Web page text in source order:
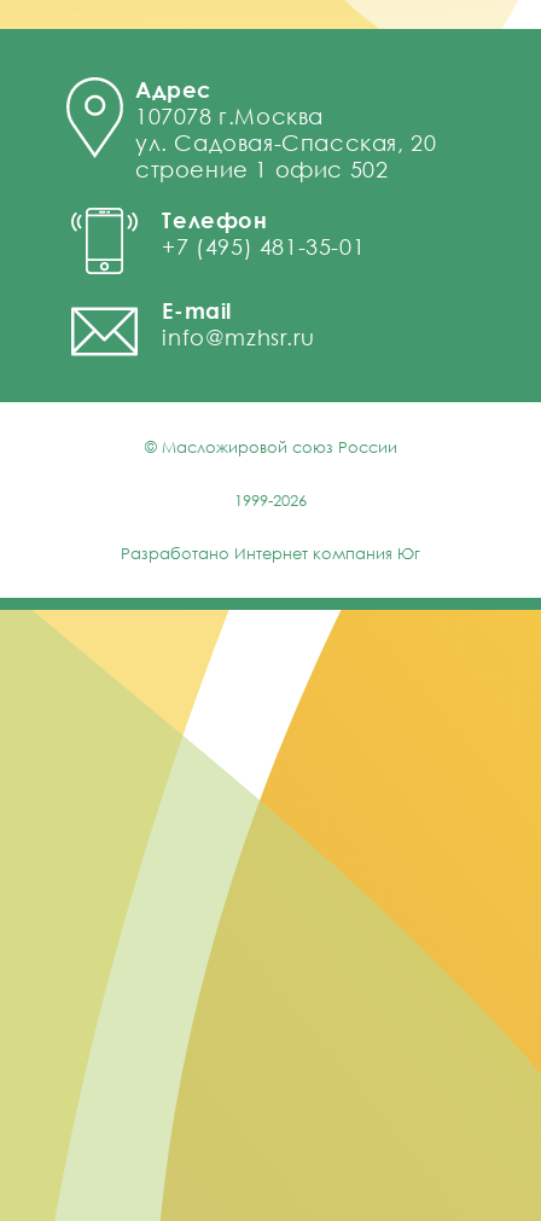
Адрес
107078 г.Москва
ул. Садовая-Спасская, 20
строение 1 офис 502
Телефон
+7 (495) 481-35-01
E-mail
info@mzhsr.ru
© Масложировой союз России
1999-2026
Разработано Интернет компания Юг